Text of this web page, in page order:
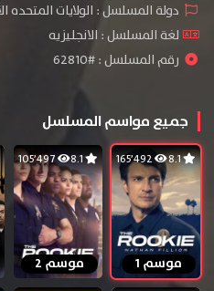
دولة المسلسل : الولايات المتحده
لغة المسلسل : الانجليزيه
رقم المسلسل : #62810
جميع مواسم المسلسل
8.1
موسم 1
8.1 105٬497
موسم 2